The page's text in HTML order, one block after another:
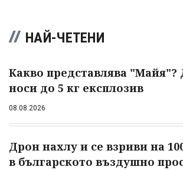
НАЙ-ЧЕТЕНИ
Какво представлява "Майя"?
носи до 5 кг експлозив
08.08.2026
Дрон нахлу и се взриви на
в българското въздушно